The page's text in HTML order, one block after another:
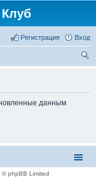
Вход
Регистрация
данным
© phpBB Limited